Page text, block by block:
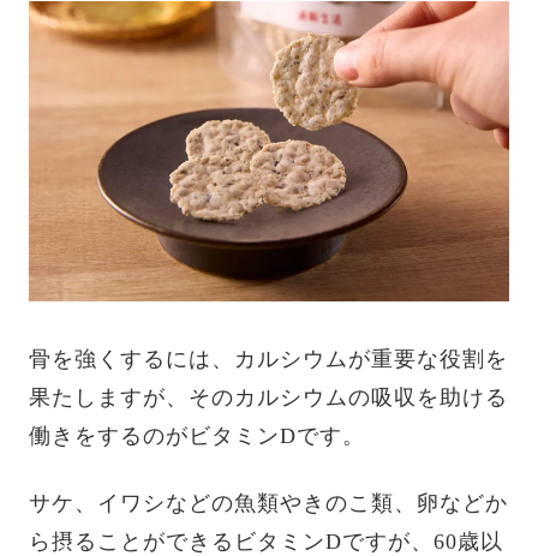
骨を強くするには、カルシウムが重要な役割を
果たしますが、そのカルシウムの吸収を助ける
働きをするのがビタミンDです。
サケ、イワシなどの魚類やきのこ類、卵などか
ら摂ることができるビタミンDですが、60歳以